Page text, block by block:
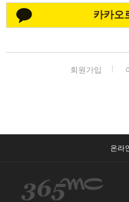
카카오
회원가입
온라